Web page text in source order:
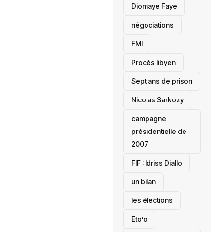
Diomaye Faye
négociations
FMI
Procès libyen
Sept ans de prison
Nicolas Sarkozy
campagne
présidentielle de
2007
‎FIF : Idriss Diallo
un bilan
les élections
Eto’o